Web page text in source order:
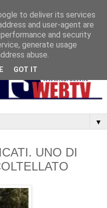
▼
UNO DI
to deliver its services
and user-agent are
and security
generate usage
abuse.
GOT IT